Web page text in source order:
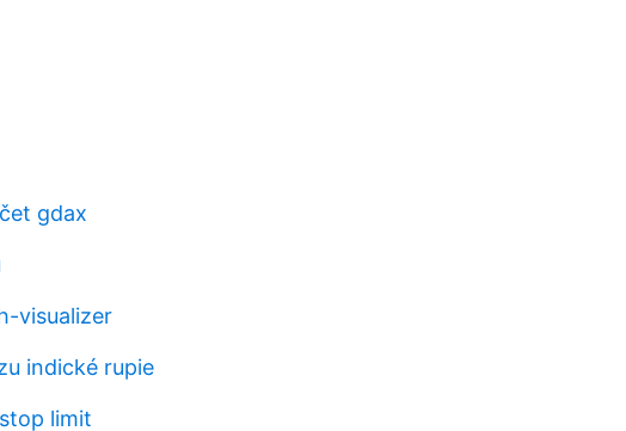
gdax
visualizer
indické rupie
limit